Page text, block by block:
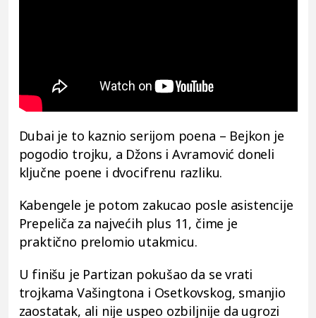
Dubai je to kaznio serijom poena – Bejkon je
pogodio trojku, a Džons i Avramović doneli
ključne poene i dvocifrenu razliku.
Kabengele je potom zakucao posle asistencije
Prepeliča za najvećih plus 11, čime je
praktično prelomio utakmicu.
U finišu je Partizan pokušao da se vrati
trojkama Vašingtona i Osetkovskog, smanjio
zaostatak, ali nije uspeo ozbiljnije da ugrozi